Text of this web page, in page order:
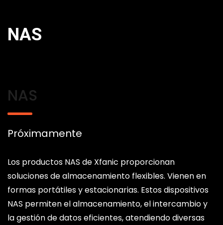
NAS
NAS
Próximamente
Los productos NAS de Xfanic proporcionan
soluciones de almacenamiento flexibles. Vienen en
formas portátiles y estacionarias. Estos dispositivos
NAS permiten el almacenamiento, el intercambio y
la gestión de datos eficientes, atendiendo diversas